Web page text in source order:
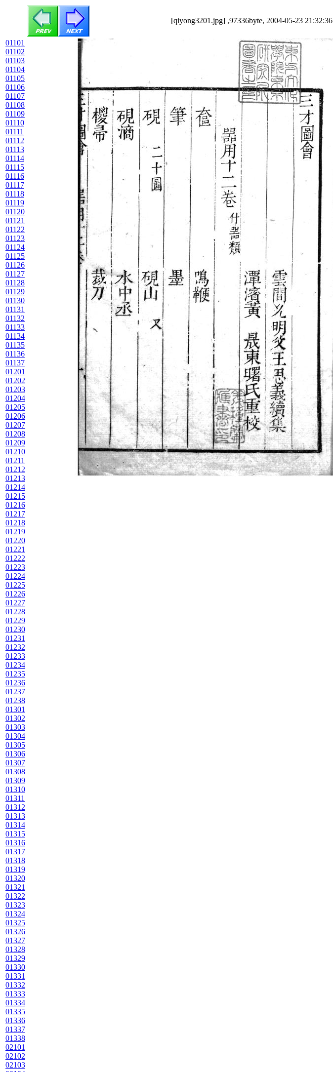
[qiyong3201.jpg] ,97336byte, 2004-05-23 21:32:36
01101
01102
01103
01104
01105
01106
01107
01108
01109
01110
01111
01112
01113
01114
01115
01116
01117
01118
01119
01120
01121
01122
01123
01124
01125
01126
01127
01128
01129
01130
01131
01132
01133
01134
01135
01136
01137
01201
01202
01203
01204
01205
01206
01207
01208
01209
01210
01211
01212
01213
01214
01215
01216
01217
01218
01219
01220
01221
01222
01223
01224
01225
01226
01227
01228
01229
01230
01231
01232
01233
01234
01235
01236
01237
01238
01301
01302
01303
01304
01305
01306
01307
01308
01309
01310
01311
01312
01313
01314
01315
01316
01317
01318
01319
01320
01321
01322
01323
01324
01325
01326
01327
01328
01329
01330
01331
01332
01333
01334
01335
01336
01337
01338
02101
02102
02103